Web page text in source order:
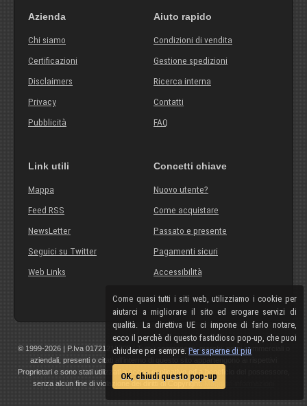
Come quasi tutti i siti web, utilizziamo i cookie per
aiutarci a migliorare il sito ed erogare servizi di
qualità. La direttiva UE ci impone di farlo notare,
ecco il perchè di questo fastidioso pop-up, che puoi
chiudere per sempre.Per saperne di più
OK, chiudi questo pop-up
Azienda
Chi siamo
Certificazioni
Disclaimers
Privacy
Pubblicità
Aiuto rapido
Condizioni di vendita
Gestione spedizioni
Ricerca interna
Contatti
FAQ
Link utili
Mappa
Feed RSS
NewsLetter
Seguici su Twitter
Web Links
Concetti chiave
Nuovo utente?
Come acquistare
Passato e presente
Pagamenti sicuri
Accessibilità
© 1999-2026 | P.Iva 01721210308 | Tutti i componenti, marchi, nomi commerciali o
aziendali, presenti o citati all'interno di questo sito appartengono ai rispettivi
Proprietari e sono stati utilizzati a scopo esplicativo ed a beneficio del possessore,
senza alcun fine di violazione dei diritti di Copyright.
Maggiori informazioni